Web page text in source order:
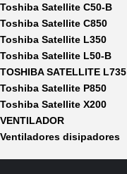
Toshiba Satellite C50-B
Toshiba Satellite C850
Toshiba Satellite L350
Toshiba Satellite L50-B
TOSHIBA SATELLITE L735
Toshiba Satellite P850
Toshiba Satellite X200
VENTILADOR
Ventiladores disipadores